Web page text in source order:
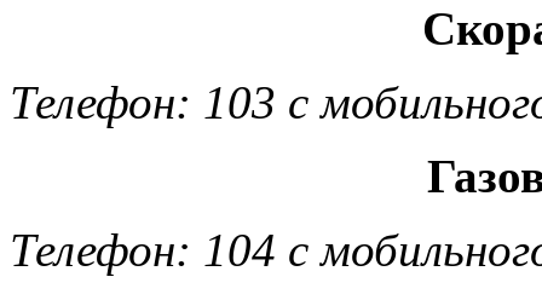
Телефон: 103 с
Телефон: 104 с